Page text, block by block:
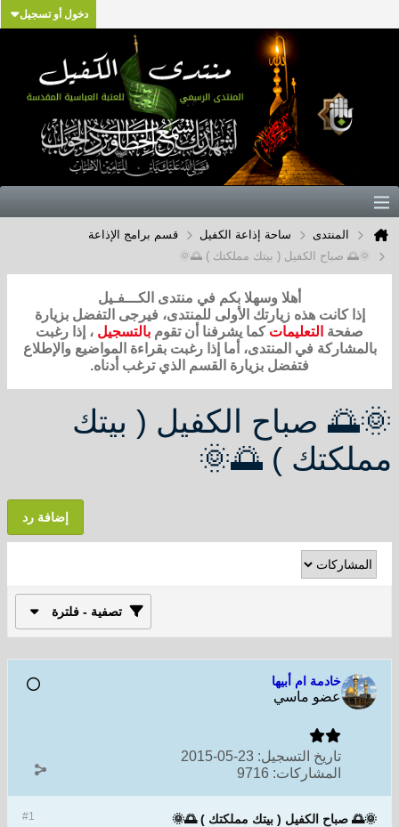
دخول أو تسجيل
المنتدى ساحة إذاعة الكفيل
قسم برامج الإذاعة
🌞🌅 صباح الكفيل ( بيتك مملكتك ) 🌅🌞
أهلا وسهلا بكم في منتدى الكـــفـيل
إذا كانت هذه زيارتك الأولى للمنتدى، فيرجى التفضل بزيارة
صفحة التعليمات كما يشرفنا أن تقوم بالتسجيل ، إذا رغبت
بالمشاركة في المنتدى، أما إذا رغبت بقراءة المواضيع والإطلاع
فتفضل بزيارة القسم الذي ترغب أدناه.
🌞🌅 صباح الكفيل ( بيتك
مملكتك ) 🌅🌞
إضافة رد
تصفية - فلترة
خادمة ام أبيها
عضو ماسي
تاريخ التسجيل: 23-05-2015
المشاركات: 9716
#1 🌞🌅 صباح الكفيل ( بيتك مملكتك ) 🌅🌞